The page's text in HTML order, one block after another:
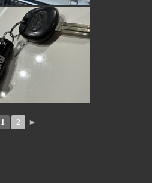
1 2 ►